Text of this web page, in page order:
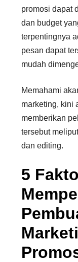
promosi dapat
dan budget
terpentingnya
pesan dapat
mudah
Memahami
marketing, kini
memberikan
tersebut
dan editing.
5